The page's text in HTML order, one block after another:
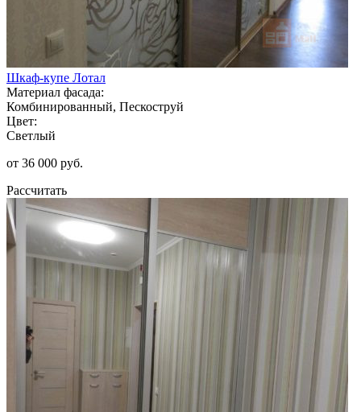
Шкаф-купе Лотал
Материал фасада:
Комбинированный, Пескоструй
Цвет:
Светлый
от 36 000 руб.
Рассчитать